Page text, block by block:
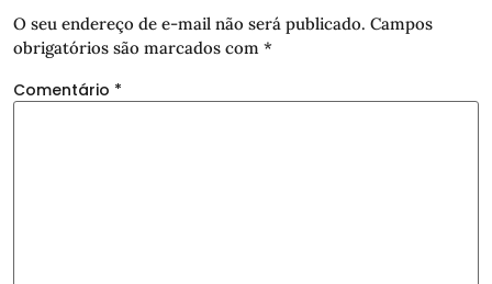
O seu endereço de e-mail não será publicado. Campos
obrigatórios são marcados com *
Comentário *